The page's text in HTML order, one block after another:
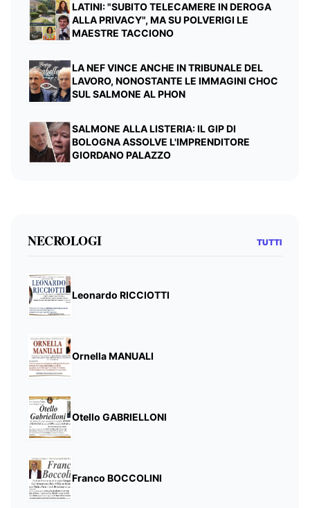
LATINI: "SUBITO TELECAMERE IN DEROGA
ALLA PRIVACY", MA SU POLVERIGI LE
MAESTRE TACCIONO
LA NEF VINCE ANCHE IN TRIBUNALE DEL
LAVORO, NONOSTANTE LE IMMAGINI CHOC
SUL SALMONE AL PHON
SALMONE ALLA LISTERIA: IL GIP DI
BOLOGNA ASSOLVE L'IMPRENDITORE
GIORDANO PALAZZO
NECROLOGI TUTTI
Leonardo RICCIOTTI
Ornella MANUALI
Otello GABRIELLONI
Franco BOCCOLINI